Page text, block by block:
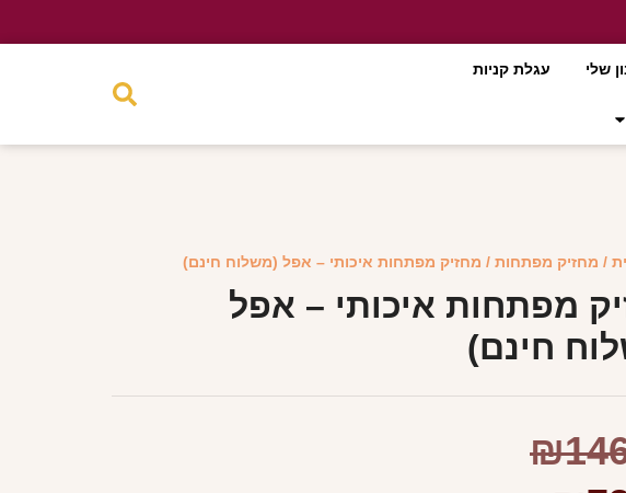
שלי עגלת קניות
/ מחזיק מפתחות / מחזיק מפתחות איכותי – אפל (משלוח חינם)
מפתחות איכותי – אפל
חינם)
₪